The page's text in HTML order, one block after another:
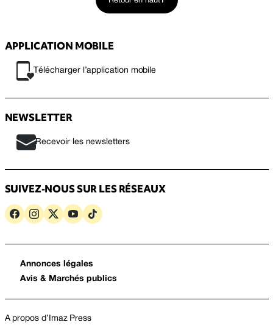
APPLICATION MOBILE
Télécharger l’application mobile
NEWSLETTER
Recevoir les newsletters
SUIVEZ-NOUS SUR LES RÉSEAUX
Annonces légales
Avis & Marchés publics
A propos d’Imaz Press